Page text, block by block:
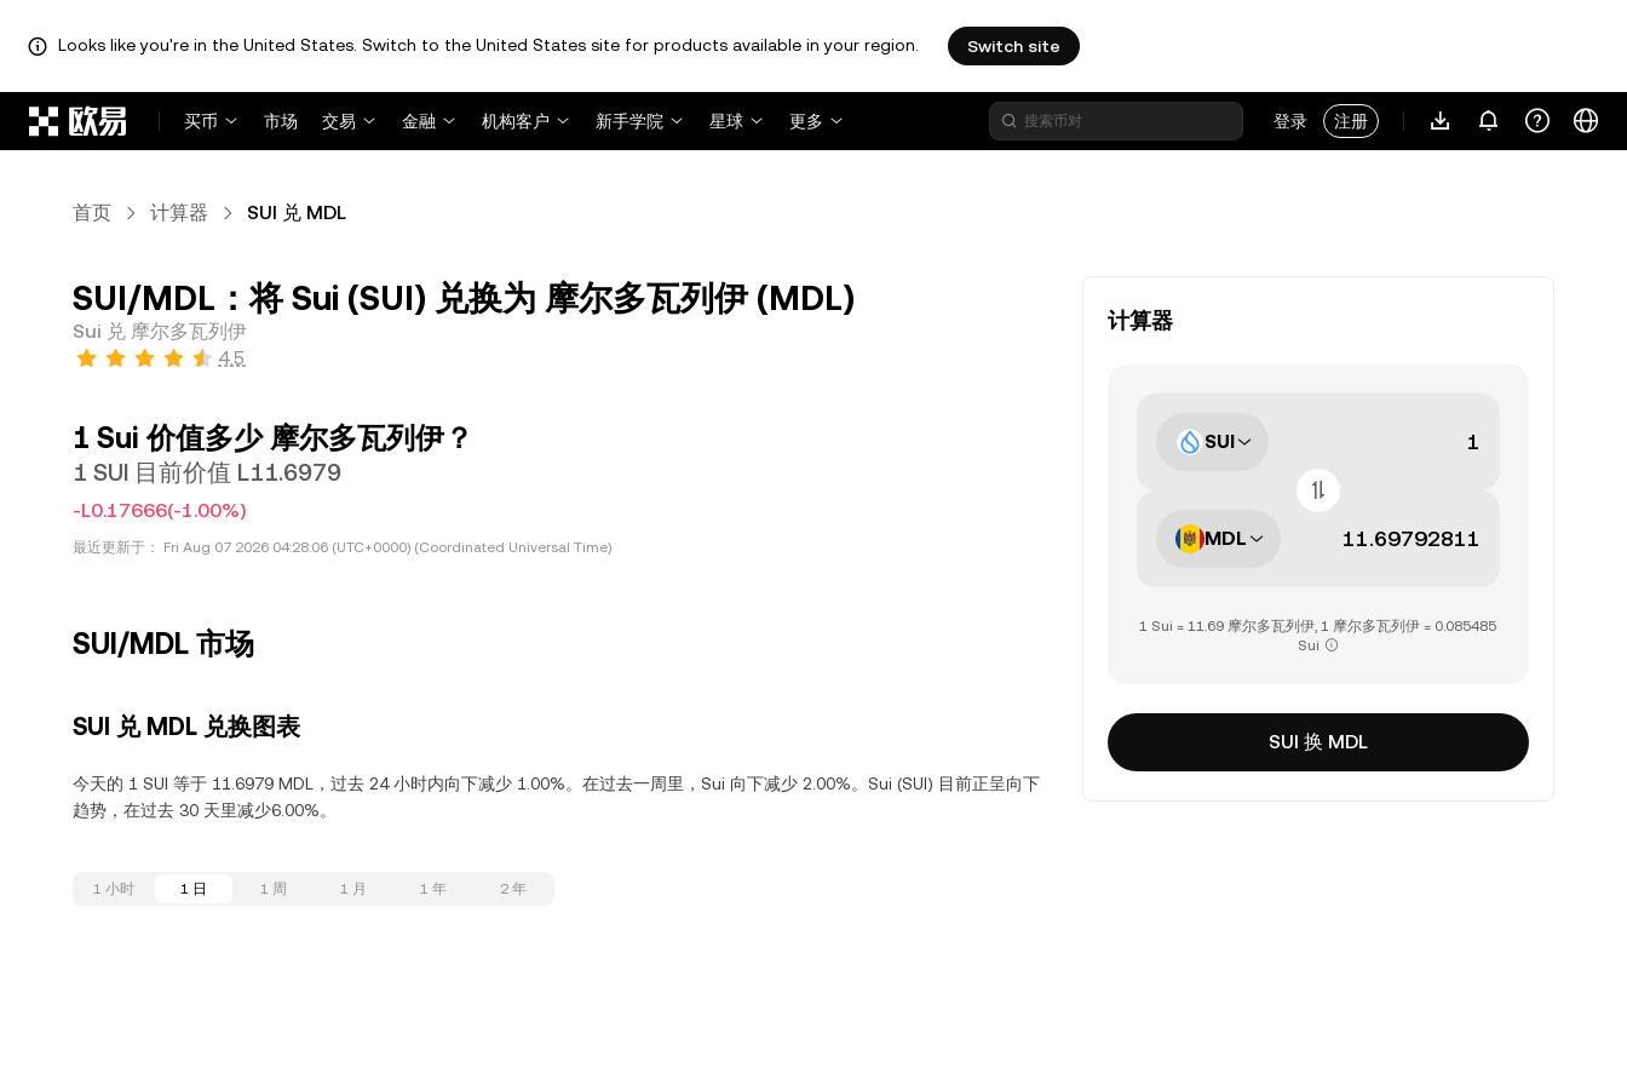
Looks like you're in the United States. Switch to the United States site for products available in your region. Switch site
买币
市场 交易 金融 机构客户 新手学院 星球 更多 登录 注册
首页 计算器 SUI 兑 MDL
SUI/MDL：将 Sui (SUI) 兑换为 摩尔多瓦列伊 (MDL)
Sui 兑 摩尔多瓦列伊
4.5
1 Sui 价值多少 摩尔多瓦列伊？
1 SUI 目前价值 L11.6979
-L0.17666(-1.00%)
最近更新于： Fri Aug 07 2026 04:28:06 (UTC+0000) (Coordinated Universal Time)
SUI/MDL 市场
SUI 兑 MDL 兑换图表
今天的 1 SUI 等于 11.6979 MDL，过去 24 小时内向下减少 1.00%。在过去一周里，Sui 向下减少 2.00%。Sui (SUI) 目前正呈向下
趋势，在过去 30 天里减少6.00%。
1 小时 1 日 1 周 1 月 1 年 2 年
计算器
SUI
MDL
1 Sui = 11.69 摩尔多瓦列伊, 1 摩尔多瓦列伊 = 0.085485
Sui
SUI 换 MDL